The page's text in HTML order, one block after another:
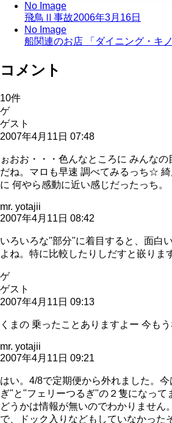
No Image
飛鳥Ⅱ事故2006年3月16日
No Image
船関連のお店 「ダイニング・キノ
コメント
10件
ゲ
ゲスト
2007年4月11日 07:48
ぉおお・・・色んなところに みんな
だね。マロも早速 調べてみるっち☆
に 何やら感動に近い感じだったっち。
mr. yotajii
2007年4月11日 08:42
いろいろな"部分"に着目すると、面白
よね。特に比較したりしだすと嵌りま
ゲ
ゲスト
2007年4月11日 09:13
くまの 乗ったことありますよー 今も
mr. yotajii
2007年4月11日 09:21
はい。4/8で定期便から外れました。
ぎ"と"フェリーつるぎ"の２隻になって
どうかは情報が無いのでわかりません
で、ドック入りなどもしていなかった